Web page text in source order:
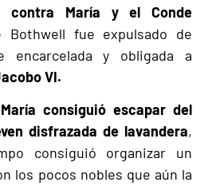
contra María y el Conde
Bothwell fue expulsado de
encarcelada y obligada a
VI.
María consiguió escapar del
disfrazada de lavandera,
consiguió organizar un
los pocos nobles que aún la